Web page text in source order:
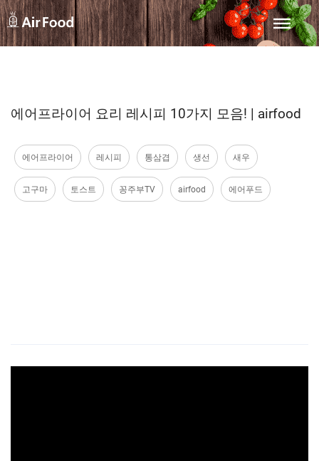
에어프라이어 요리 레시피 10가지 모음! | airfood
에어프라이어 레시피 통삼겹 생선 새우
고구마 토스트 꽁주부TV airfood 에어푸드